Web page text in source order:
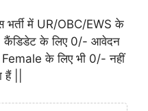
भर्ती में UR/OBC/EWS के
कैंडिडेट के लिए 0/- आवेदन
के लिए भी 0/- नहीं
हैं ||